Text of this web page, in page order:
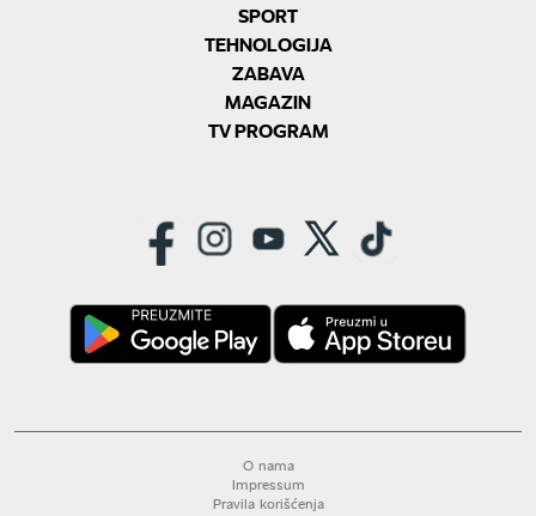
SPORT
TEHNOLOGIJA
ZABAVA
MAGAZIN
TV PROGRAM
O nama
Impressum
Pravila korišćenja